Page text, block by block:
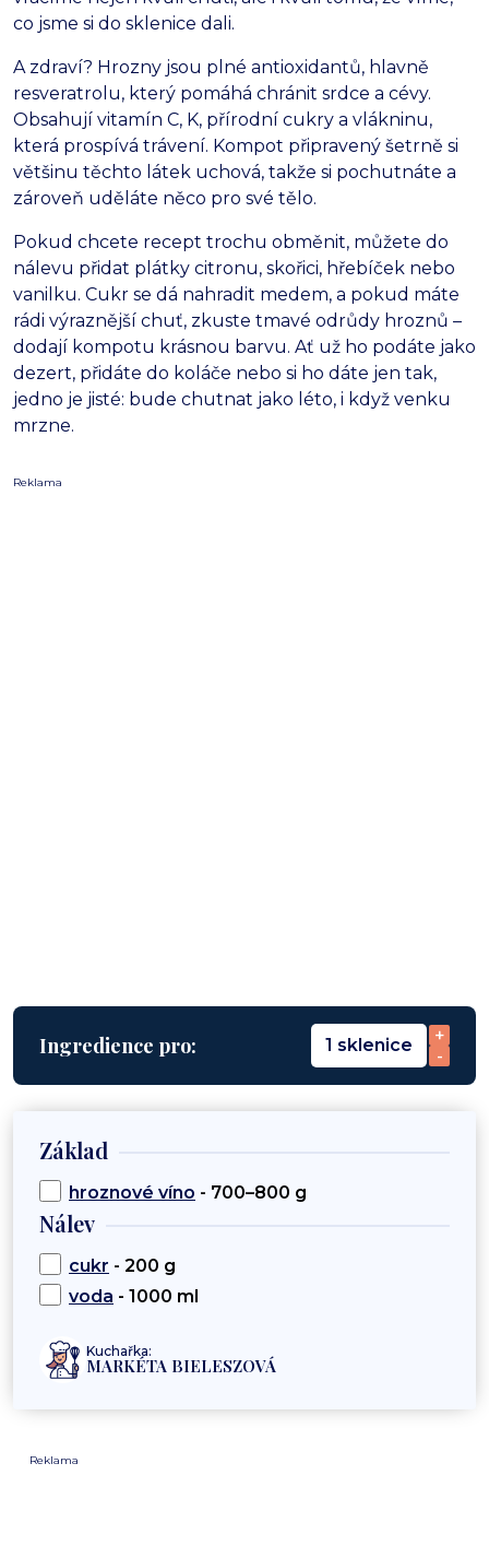
co jsme si do sklenice dali.
A zdraví? Hrozny jsou plné antioxidantů, hlavně
resveratrolu, který pomáhá chránit srdce a cévy.
Obsahují vitamín C, K, přírodní cukry a vlákninu,
která prospívá trávení. Kompot připravený šetrně si
většinu těchto látek uchová, takže si pochutnáte a
zároveň uděláte něco pro své tělo.
Pokud chcete recept trochu obměnit, můžete do
nálevu přidat plátky citronu, skořici, hřebíček nebo
vanilku. Cukr se dá nahradit medem, a pokud máte
rádi výraznější chuť, zkuste tmavé odrůdy hroznů –
dodají kompotu krásnou barvu. Ať už ho podáte jako
dezert, přidáte do koláče nebo si ho dáte jen tak,
jedno je jisté: bude chutnat jako léto, i když venku
mrzne.
Reklama
Ingredience pro: 1 sklenice
+
-
Základ
hroznové víno - 700–800 g
Nálev
cukr - 200 g
voda - 1000 ml
Kuchařka:
MARKÉTA BIELESZOVÁ
Reklama